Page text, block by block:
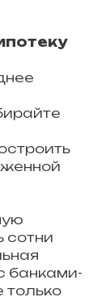
сотни
банками-
только